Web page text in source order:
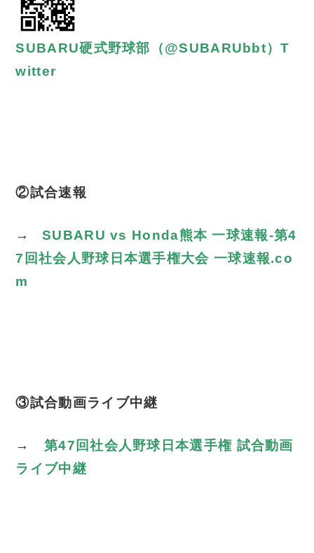
SUBARU硬式野球部（@SUBARUbbt）T
witter
②試合速報
→
SUBARU vs Honda熊本 一球速報-第4
7回社会人野球日本選手権大会 一球速報.co
m
③試合動画ライブ中継
→第47回社会人野球日本選手権 試合動画
ライブ中継